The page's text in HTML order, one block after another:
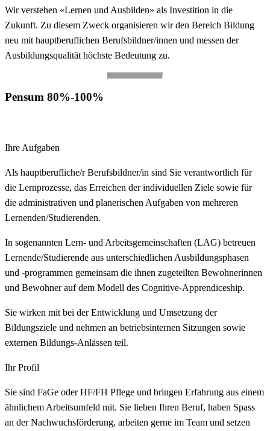
Wir verstehen «Lernen und Ausbilden» als Investition in die
Zukunft. Zu diesem Zweck organisieren wir den Bereich Bildung
neu mit hauptberuflichen Berufsbildner/innen und messen der
Ausbildungsqualität höchste Bedeutung zu.
Pensum 80%-100%
Ihre Aufgaben
Als hauptberufliche/r Berufsbildner/in sind Sie verantwortlich für
die Lernprozesse, das Erreichen der individuellen Ziele sowie für
die administrativen und planerischen Aufgaben von mehreren
Lernenden/Studierenden.
In sogenannten Lern- und Arbeitsgemeinschaften (LAG) betreuen
Lernende/Studierende aus unterschiedlichen Ausbildungsphasen
und -programmen gemeinsam die ihnen zugeteilten Bewohnerinnen
und Bewohner auf dem Modell des Cognitive-Apprendiceship.
Sie wirken mit bei der Entwicklung und Umsetzung der
Bildungsziele und nehmen an betriebsinternen Sitzungen sowie
externen Bildungs-Anlässen teil.
Ihr Profil
Sie sind FaGe oder HF/FH Pflege und bringen Erfahrung aus einem
ähnlichem Arbeitsumfeld mit. Sie lieben Ihren Beruf, haben Spass
an der Nachwuchsförderung, arbeiten gerne im Team und setzen